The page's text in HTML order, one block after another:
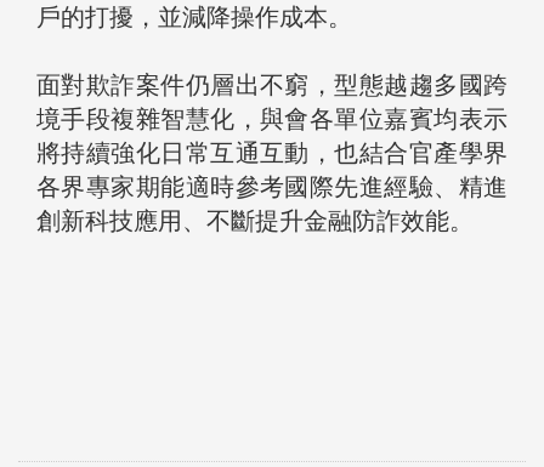
戶的打擾，並減降操作成本。
面對欺詐案件仍層出不窮，型態越趨多國跨
境手段複雜智慧化，與會各單位嘉賓均表示
將持續強化日常互通互動，也結合官產學界
各界專家期能適時參考國際先進經驗、精進
創新科技應用、不斷提升金融防詐效能。